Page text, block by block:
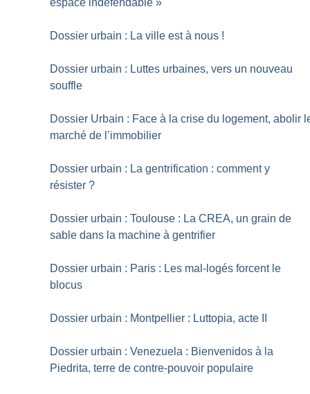
Dossier urbain : La ville est à nous !
Dossier urbain : Luttes urbaines, vers un nouveau
souffle
Dossier Urbain : Face à la crise du logement, abolir
marché de l’immobilier
Dossier urbain : La gentrification : comment y
résister ?
Dossier urbain : Toulouse : La CREA, un grain de
sable dans la machine à gentrifier
Dossier urbain : Paris : Les mal-logés forcent le
blocus
Dossier urbain : Montpellier : Luttopia, acte II
Dossier urbain : Venezuela : Bienvenidos à la
Piedrita, terre de contre-pouvoir populaire